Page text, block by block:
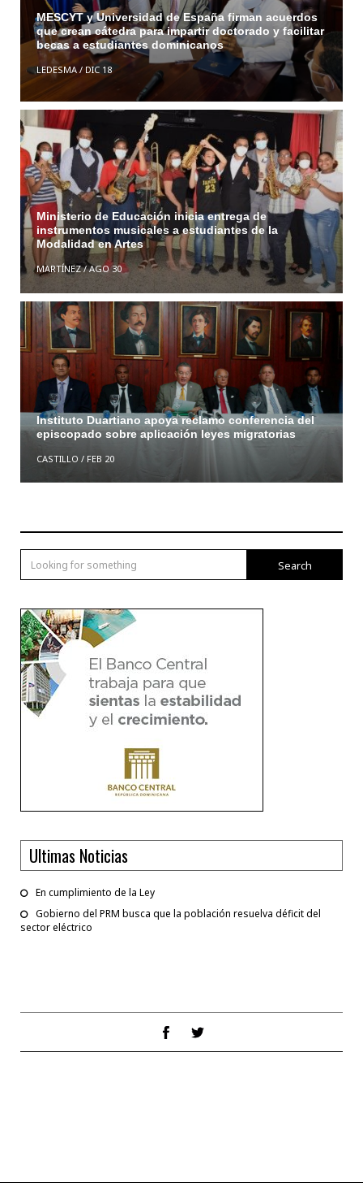
MESCYT y Universidad de España firman acuerdos
que crean cátedra para impartir doctorado y facilitar
becas a estudiantes dominicanos
LEDESMA/ DIC 18
Ministerio de Educación inicia entrega de
instrumentos musicales a estudiantes de la
Modalidad en Artes
MARTÍNEZ/AGO 30
Instituto Duartiano apoya reclamo conferencia del
episcopado sobre aplicación leyes migratorias
CASTILLO / FEB 20
Search
Ultimas Noticias
En cumplimiento de la Ley
Gobierno del PRM busca que la población resuelva déficit del
sector eléctrico